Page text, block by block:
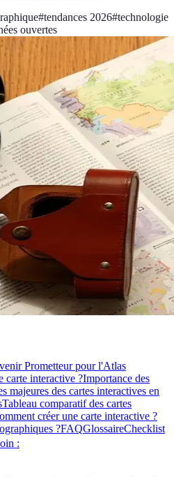
#tendances 2026#technologie
ouvertes
Prometteur pour l'Atlas
carte interactive ?Importance des
majeures des cartes interactives en
Tableau comparatif des cartes
créer une carte interactive ?
?FAQGlossaireChecklist
: